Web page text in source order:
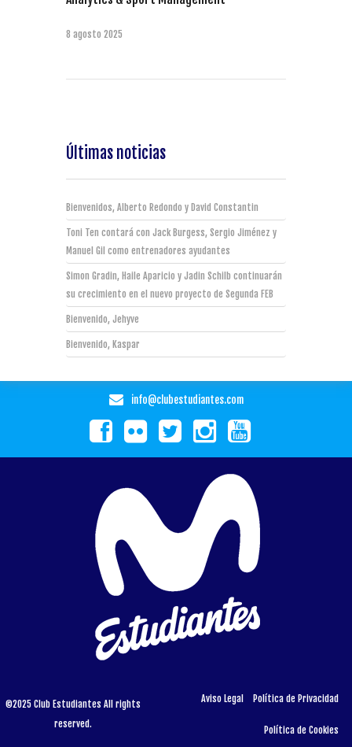
8 agosto 2025
Últimas noticias
Bienvenidos, Alberto Redondo y David Constantin
Toni Ten contará con Jack Burgess, Sergio Jiménez y
Manuel Gil como entrenadores ayudantes
Simon Gradin, Haile Aparicio y Jadin Schilb continuarán
su crecimiento en el nuevo proyecto de Segunda FEB
Bienvenido, Jehyve
Bienvenido, Kaspar
info@clubestudiantes.com
©2025 Club Estudiantes All rights
reserved.
Aviso Legal Política de Privacidad
Política de Cookies